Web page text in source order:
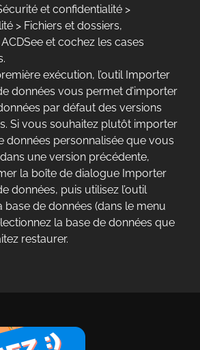
et confidentialité >
> Fichiers et dossiers,
et cochez les cases
exécution, l’outil Importer
données vous permet d’importer
par défaut des versions
Si vous souhaitez plutôt importer
données personnalisée que vous
une version précédente,
la boîte de dialogue Importer
données, puis utilisez l’outil
base de données (dans le menu
la base de données que
restaurer.